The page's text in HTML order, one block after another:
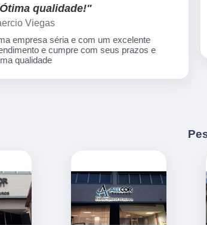
e com um excelente
com seus prazos e
Gilberto
Equipe